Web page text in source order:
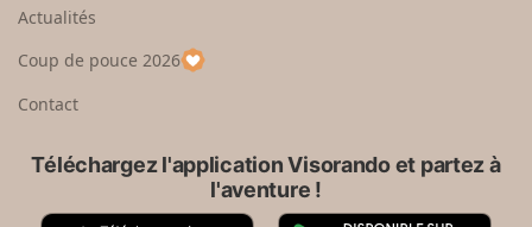
u
p
a
Actualités
Coup de pouce 2026
Contact
Téléchargez l'application Visorando et partez à
l'aventure !